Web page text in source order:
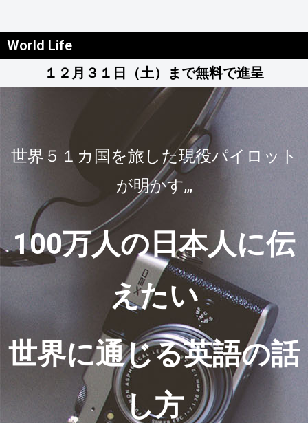
World Life
１２月３１日（土）まで無料で進呈
世界５１カ国を旅した現役パイロット
が明かす,,,
100万人の日本人に伝
えたい
世界に通じる英語の話
し方